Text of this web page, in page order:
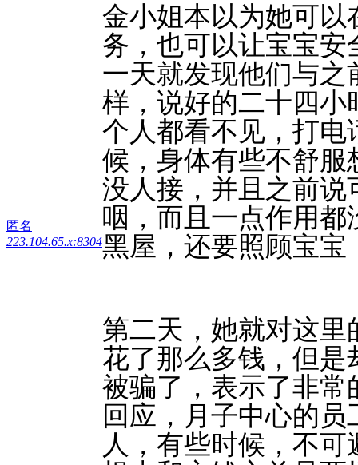
匿名
223.104.65.x:8304
金小姐本以为她可
务，也可以让宝宝
一天就发现他们与
样，说好的二十四
个人都看不见，打
候，身体有些不舒
没人接，并且之前
咽，而且一点作用
黑屋，还要照顾宝宝
第二天，她就对这
花了那么多钱，但
被骗了，表示了非
回应，月子中心的
人，有些时候，不